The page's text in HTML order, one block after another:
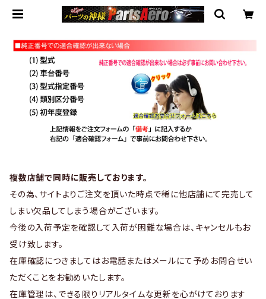
複数店舗で同時に販売しております。
その為、サイトよりご注文を頂いた時点で稀に他店舗にて完売して
しまい欠品してしまう場合がございます。
今後の入荷予定を確認して入荷が困難な場合は、キャンセルもお
受け致します。
在庫確認につきましてはお電話またはメールにて予めお問合せい
ただくことをお勧めいたします。
在庫管理は、できる限りリアルタイムな更新を心がけております